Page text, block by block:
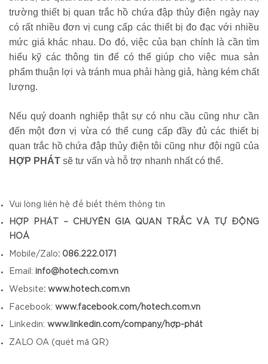
trường thiết bị quan trắc hồ chứa đập thủy điện ngày nay
có rất nhiều đơn vị cung cấp các thiết bị đo đạc với nhiều
mức giá khác nhau. Do đó, việc của bạn chính là cần tìm
hiểu kỹ các thông tin để có thể giúp cho việc mua sản
phẩm thuận lợi và tránh mua phải hàng giả, hàng kém chất
lượng.
Nếu quý doanh nghiệp thật sự có nhu cầu cũng như cần
đến một đơn vị vừa có thể cung cấp đầy đủ các thiết bị
quan trắc hồ chứa đập thủy điện tôi cũng như đội ngũ của
HỢP PHÁT sẽ tư vấn và hỗ trợ nhanh nhất có thể.
Vui lòng liên hệ để biết thêm thông tin
HỢP PHÁT – CHUYÊN GIA QUAN TRẮC VÀ TỰ ĐỘNG
HOÁ
Mobile/Zalo: 086.222.0171
Email: info@hotech.com.vn
Website: www.hotech.com.vn
Facebook: www.facebook.com/hotech.com.vn
Linkedin: www.linkedin.com/company/hợp-phát
ZALO OA (quét mã QR)